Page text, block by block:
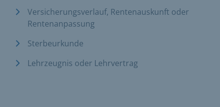
Versicherungsverlauf, Rentenauskunft oder
Rentenanpassung
Sterbeurkunde
Lehrzeugnis oder Lehrvertrag